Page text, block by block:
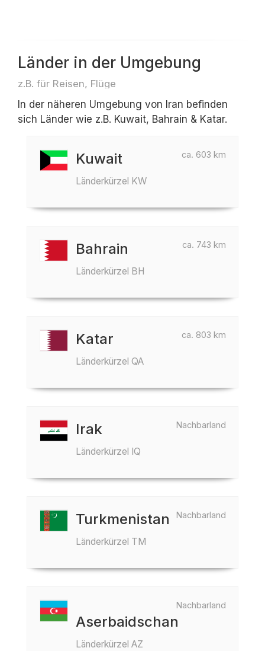
Länder in der Umgebung
z.B. für Reisen, Flüge
In der näheren Umgebung von Iran befinden
sich Länder wie z.B. Kuwait, Bahrain & Katar.
ca. 603 km
Kuwait
Länderkürzel KW
ca. 743 km
Bahrain
Länderkürzel BH
ca. 803 km
Katar
Länderkürzel QA
Nachbarland
Irak
Länderkürzel IQ
Nachbarland
Turkmenistan
Länderkürzel TM
Nachbarland
Aserbaidschan
Länderkürzel AZ